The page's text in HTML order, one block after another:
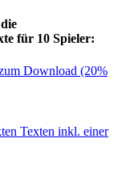
für 10 Spieler:
Download (20%
Texten inkl. einer